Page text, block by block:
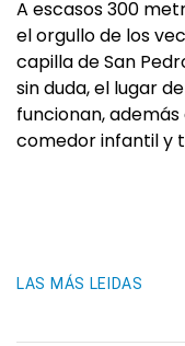
A escasos 300
el orgullo de los
capilla de San
sin duda, el lugar
funcionan,
comedor infantil y
LAS MÁS LEIDAS